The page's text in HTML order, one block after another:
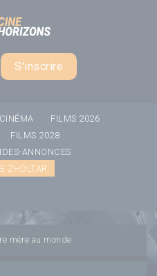
S'inscrire
FILMS 2026
FILMS 2028
ANNONCES
ZHOLTAR
mère au monde